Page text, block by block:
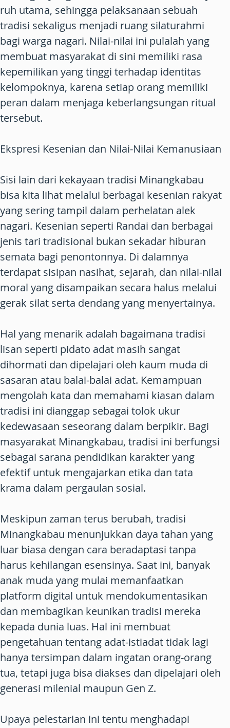
ruh utama, sehingga pelaksanaan sebuah
tradisi sekaligus menjadi ruang silaturahmi
bagi warga nagari. Nilai-nilai ini pulalah yang
membuat masyarakat di sini memiliki rasa
kepemilikan yang tinggi terhadap identitas
kelompoknya, karena setiap orang memiliki
peran dalam menjaga keberlangsungan ritual
tersebut.
Ekspresi Kesenian dan Nilai-Nilai Kemanusiaan
Sisi lain dari kekayaan tradisi Minangkabau
bisa kita lihat melalui berbagai kesenian rakyat
yang sering tampil dalam perhelatan alek
nagari. Kesenian seperti Randai dan berbagai
jenis tari tradisional bukan sekadar hiburan
semata bagi penontonnya. Di dalamnya
terdapat sisipan nasihat, sejarah, dan nilai-nilai
moral yang disampaikan secara halus melalui
gerak silat serta dendang yang menyertainya.
Hal yang menarik adalah bagaimana tradisi
lisan seperti pidato adat masih sangat
dihormati dan dipelajari oleh kaum muda di
sasaran atau balai-balai adat. Kemampuan
mengolah kata dan memahami kiasan dalam
tradisi ini dianggap sebagai tolok ukur
kedewasaan seseorang dalam berpikir. Bagi
masyarakat Minangkabau, tradisi ini berfungsi
sebagai sarana pendidikan karakter yang
efektif untuk mengajarkan etika dan tata
krama dalam pergaulan sosial.
Meskipun zaman terus berubah, tradisi
Minangkabau menunjukkan daya tahan yang
luar biasa dengan cara beradaptasi tanpa
harus kehilangan esensinya. Saat ini, banyak
anak muda yang mulai memanfaatkan
platform digital untuk mendokumentasikan
dan membagikan keunikan tradisi mereka
kepada dunia luas. Hal ini membuat
pengetahuan tentang adat-istiadat tidak lagi
hanya tersimpan dalam ingatan orang-orang
tua, tetapi juga bisa diakses dan dipelajari oleh
generasi milenial maupun Gen Z.
Upaya pelestarian ini tentu menghadapi